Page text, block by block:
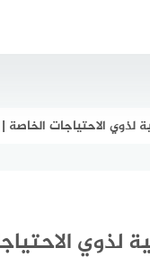
لذوي الاحتياجات
لذوي